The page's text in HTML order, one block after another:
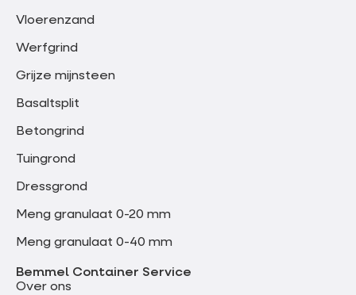
Vloerenzand
Werfgrind
Grijze mijnsteen
Basaltsplit
Betongrind
Tuingrond
Dressgrond
Meng granulaat 0-20 mm
Meng granulaat 0-40 mm
Bemmel Container Service
Over ons